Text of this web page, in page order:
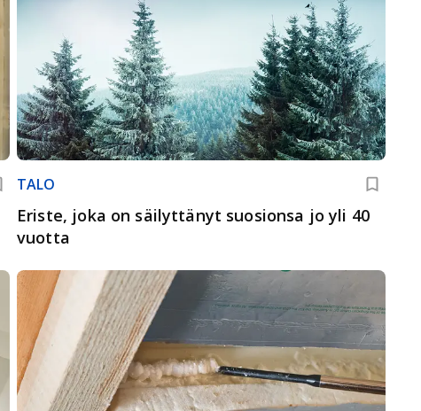
TALO
Eriste, joka on säilyttänyt suosionsa jo yli 40
vuotta